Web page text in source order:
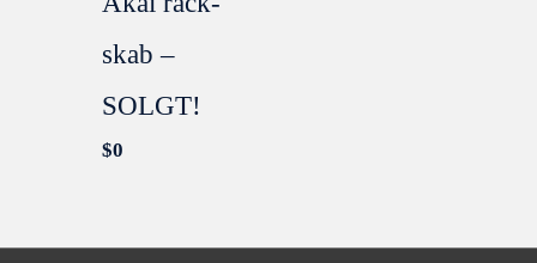
skab –
SOLGT!
$0